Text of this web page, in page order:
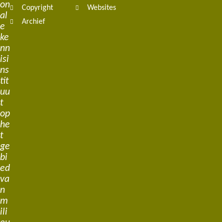
on
al
e
ke
nn
isi
ns
tit
uu
t
op
he
t
ge
bi
ed
va
n
m
ili
Copyright
Archief
Websites